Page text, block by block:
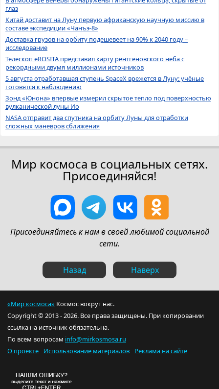
глаз
Китай доставит на Луну первую африканскую научную миссию в
составе экспедиции «Чанъэ-8»
Доставка грузов на орбиту подешевеет на 90% к 2040 году –
исследование
Телескоп eROSITA представил карту рентгеновского неба с
рекордными двумя миллионами источников
5 августа отработавшая ступень SpaceX врежется в Луну: учёные
готовятся к наблюдению
Зонд «Юнона» впервые измерил скрытое тепло под поверхностью
вулканической луны Ио
NASA отправит два спутника на орбиту Луны для отработки
сложных маневров сближения
Мир космоса в социальных сетях.
Присоединяйся!
Присоединяйтесь к нам в своей любимой социальной
сети.
Назад Наверх
«Мир космоса» Космос вокруг нас.
Copyright © 2013 - 2026. Все права защищены. При копировании
ссылка на источник обязательна.
По всем вопросам info@mirkosmosa.ru
О проекте
Использование материалов Реклама на сайте